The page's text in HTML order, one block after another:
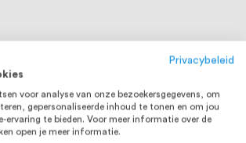
Privacybeleid
voor analyse van onze bezoekersgegevens, om
gepersonaliseerde inhoud te tonen en om jou
ervaring te bieden. Voor meer informatie over de
open je meer informatie.